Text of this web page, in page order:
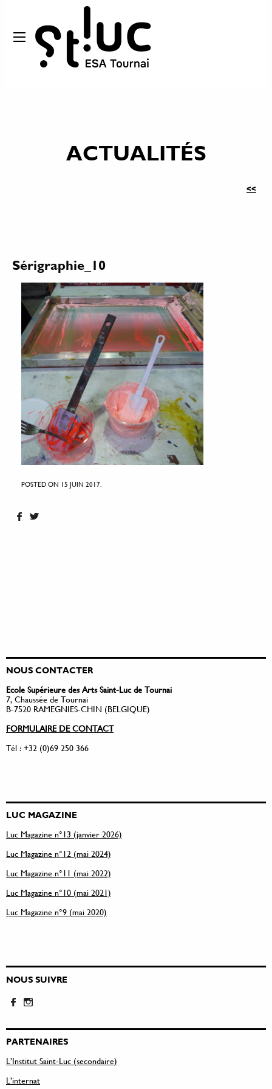
ACTUALITÉS
<<
Sérigraphie_10
POSTED ON 15 JUIN 2017.
NOUS CONTACTER
Ecole Supérieure des Arts Saint-Luc de Tournai
7, Chaussée de Tournai
B-7520 RAMEGNIES-CHIN (BELGIQUE)
FORMULAIRE DE CONTACT
Tél : +32 (0)69 250 366
LUC MAGAZINE
Luc Magazine n°13 (janvier 2026)
Luc Magazine n°12 (mai 2024)
Luc Magazine n°11 (mai 2022)
Luc Magazine n°10 (mai 2021)
Luc Magazine n°9 (mai 2020)
NOUS SUIVRE
PARTENAIRES
L’Institut Saint-Luc (secondaire)
L’internat